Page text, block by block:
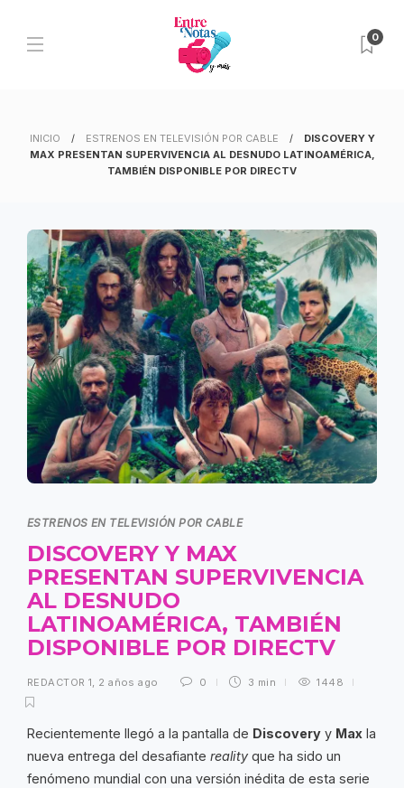
0
INICIO ESTRENOS EN TELEVISIÓN POR CABLE
DISCOVERY Y
MAX PRESENTAN SUPERVIVENCIA AL DESNUDO LATINOAMÉRICA,
TAMBIÉN DISPONIBLE POR DIRECTV
ESTRENOS EN TELEVISIÓN POR CABLE
DISCOVERY Y MAX
PRESENTAN SUPERVIVENCIA
AL DESNUDO
LATINOAMÉRICA, TAMBIÉN
DISPONIBLE POR DIRECTV
REDACTOR 1, 2 años ago 0 3 min 1448
Recientemente llegó a la pantalla de Discovery y Max la
nueva entrega del desafiante realityque ha sido un
fenómeno mundial con una versión inédita de esta serie